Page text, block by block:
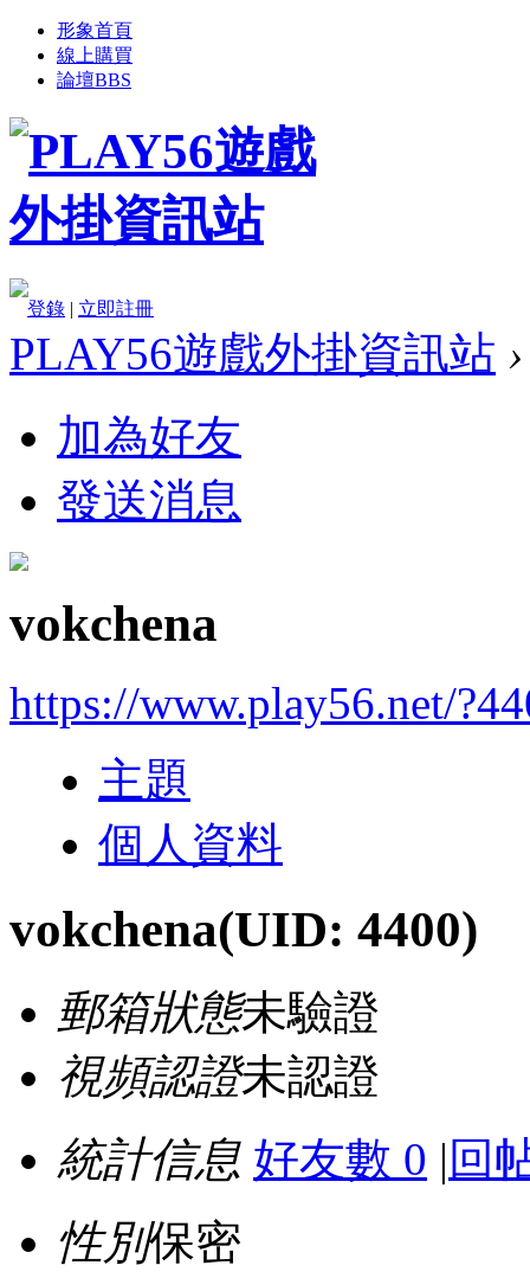
形象首頁
線上購買
論壇BBS
登錄 | 立即註冊
PLAY56遊戲外掛資訊站 ›
加為好友
發送消息
vokchena
https://www.play56.net/
主題
個人資料
vokchena(UID: 4400)
郵箱狀態未驗證
視頻認證未認證
統計信息 好友數 0 | 回
性別保密